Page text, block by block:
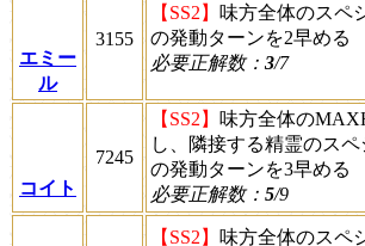
エミー
ル
3155
【SS2】 味方全体のスペ
の発動ターンを2早める
必要正解数： 3/7
コイト
7245
【SS2】 味方全体の
し、隣接する精霊のス
の発動ターンを3早める
必要正解数： 5/9
【SS2】 味方全体のスペ